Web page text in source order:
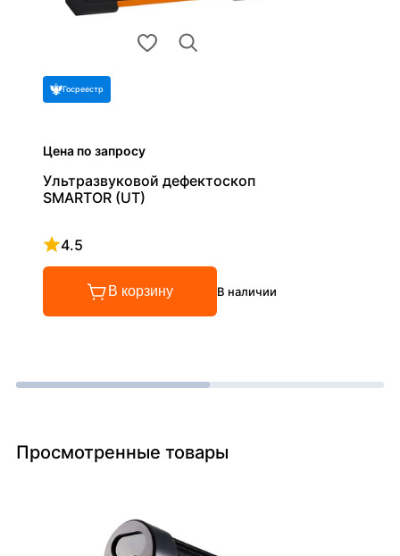
Госреестр
Цена по запросу
Ультразвуковой дефектоскоп
SMARTOR (UT)
4.5
Рейтинг 4.5 из 5
В корзину В наличии
Просмотренные товары